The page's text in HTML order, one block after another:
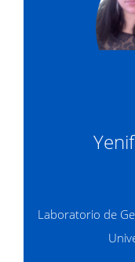
Laboratorio de